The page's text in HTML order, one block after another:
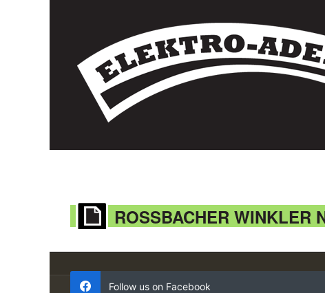
ROSSBACHER WINKLER
Follow us on Facebook